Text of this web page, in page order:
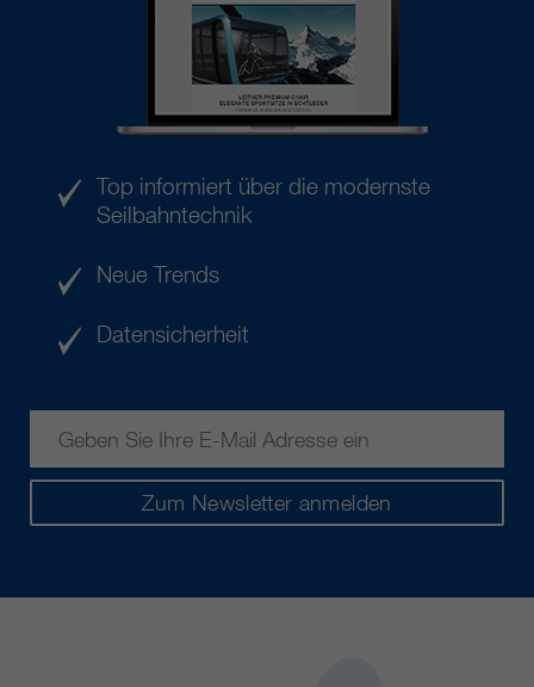
Zum Newsletter anmelden
Top informiert über die modernste
Seilbahntechnik
Neue Trends
Datensicherheit